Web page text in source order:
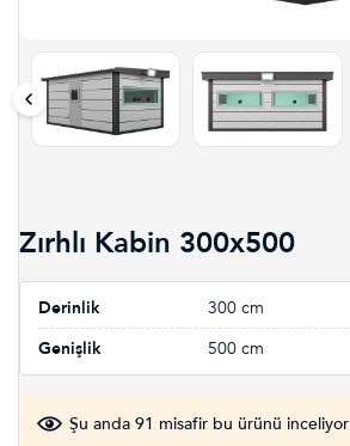
Zırhlı Kabin 300x500
Derinlik
300 cm
Genişlik
500 cm
Şu anda 91 misafir bu ürünü inceliyor